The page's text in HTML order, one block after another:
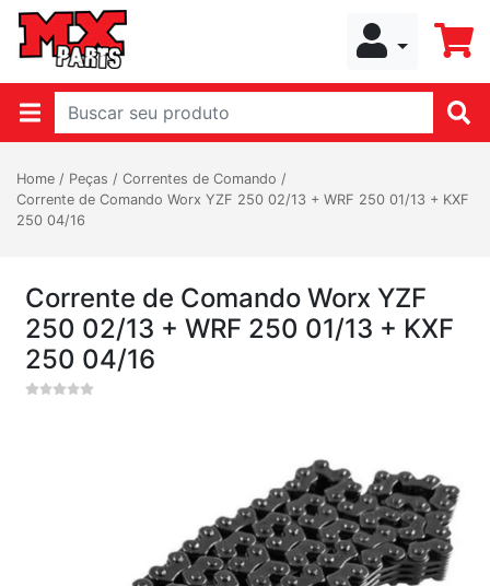
Home / Peças / Correntes de Comando /
Corrente de Comando Worx YZF 250 02/13 + WRF 250 01/13 + KXF
250 04/16
Corrente de Comando Worx YZF
250 02/13 + WRF 250 01/13 + KXF
250 04/16